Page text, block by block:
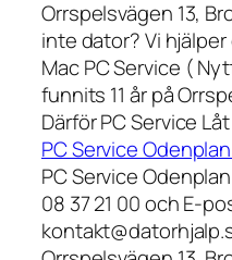
Orrspelsvägen 13,
inte dator? Vi hjälper
Mac PC Service (
funnits 11 år på
Därför PC Service
PC Service
PC Service
08 37 21 00 och E-